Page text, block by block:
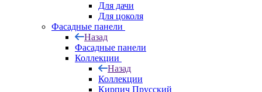
Для дачи
Для цоколя
Фасадные панели
Назад
Фасадные панели
Коллекции
Назад
Коллекции
Кирпич Прусский